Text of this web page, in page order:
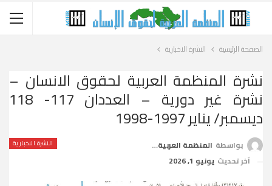
الصفحة الرئيسية النشرة الاخبارية
نشرة المنظمة العربية لحقوق الانسان –
نشرة غير دورية – العددان 117- 118
ديسمبر/ يناير 1997-1998
النشرة الاخبارية بواسطة المنظمة العربية لحقوق الإنسان
آخر تحديث يونيو 1, 2026